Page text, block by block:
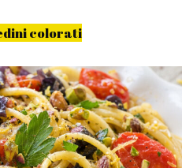
colorati